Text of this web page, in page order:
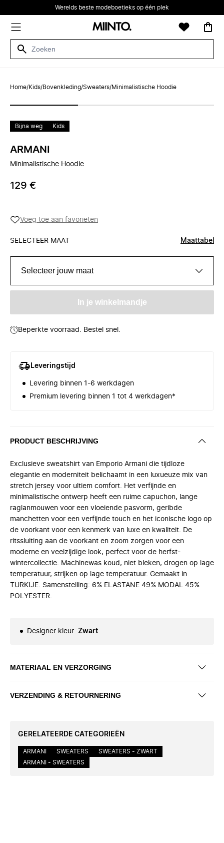
Werelds beste modeboetieks op één plek
Home/Kids/Bovenkleding/Sweaters/Minimalistische Hoodie
Bijna weg Kids
ARMANI
Minimalistische Hoodie
129 €
Voeg toe aan favorieten
SELECTEER MAAT Maattabel
Selecteer jouw maat
In je winkelmandje
Beperkte voorraad. Bestel snel.
Leveringstijd
Levering binnen 1-6 werkdagen
Premium levering binnen 1 tot 4 werkdagen*
PRODUCT BESCHRIJVING
Exclusieve sweatshirt van Emporio Armani die tijdloze
elegantie en moderniteit belichaamt in een luxueuze mix van
stretch jersey voor ultiem comfort. Het verfijnde en
minimalistische ontwerp heeft een ruime capuchon, lange
raglanmouwen voor een vloeiende pasvorm, geribde
manchetten voor een verfijnde touch en het iconische logo op
de voorkant voor een kenmerk van luxe en kwaliteit. De
ritssluiting aan de voorkant en zoom zorgen voor een
moderne en veelzijdige look, perfect voor de herfst-
wintercollectie. Machinewas koud, niet bleken, drogen op lage
temperatuur, strijken op lage temperatuur. Gemaakt in
TURKIJE. Samenstelling: 6% ELASTANE 49% MODAL 45%
POLYESTER.
Designer kleur: Zwart
MATERIAAL EN VERZORGING
VERZENDING & RETOURNERING
GERELATEERDE CATEGORIEËN
ARMANI SWEATERS
SWEATERS - ZWART
ARMANI - SWEATERS